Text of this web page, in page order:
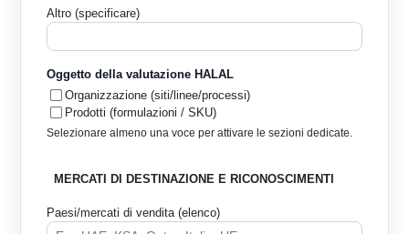
Altro (specificare)
Oggetto della valutazione HALAL
Organizzazione (siti/linee/processi)
Prodotti (formulazioni / SKU)
Selezionare almeno una voce per attivare le sezioni dedicate.
MERCATI DI DESTINAZIONE E RICONOSCIMENTI
Paesi/mercati di vendita (elenco)